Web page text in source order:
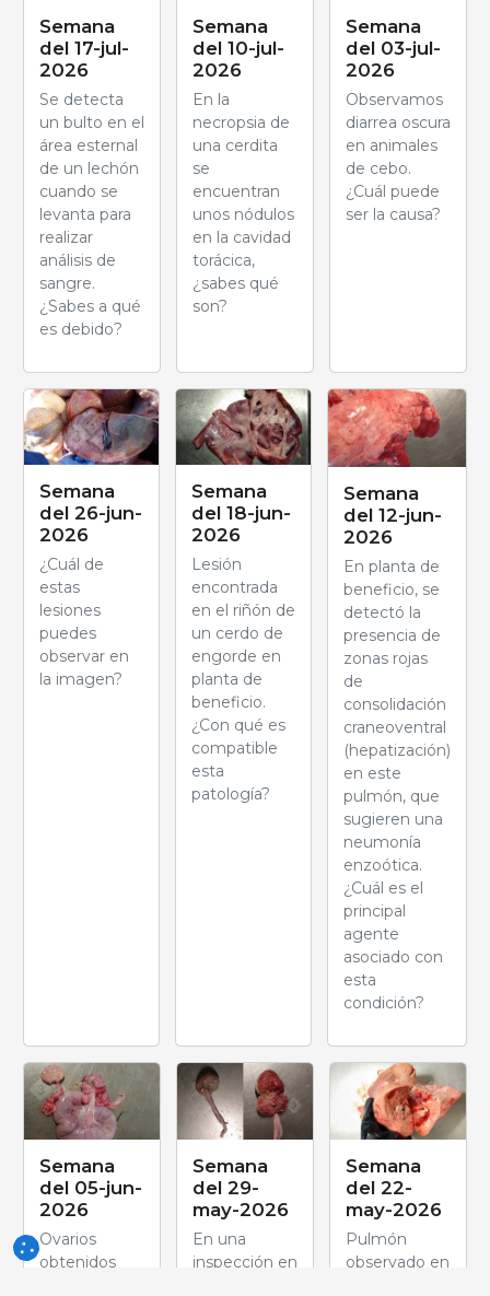
Semana
del 17-jul-
2026
Se detecta
un bulto en el
área esternal
de un lechón
cuando se
levanta para
realizar
análisis de
sangre.
¿Sabes a qué
es debido?
Semana
del 10-jul-
2026
En la
necropsia de
una cerdita
se
encuentran
unos nódulos
en la cavidad
torácica,
¿sabes qué
son?
Semana
del 03-jul-
2026
Observamos
diarrea oscura
en animales
de cebo.
¿Cuál puede
ser la causa?
Semana
del 26-jun-
2026
¿Cuál de
estas
lesiones
puedes
observar en
la imagen?
Semana
del 18-jun-
2026
Lesión
encontrada
en el riñón de
un cerdo de
engorde en
planta de
beneficio.
¿Con qué es
compatible
esta
patología?
Semana
del 12-jun-
2026
En planta de
beneficio, se
detectó la
presencia de
zonas rojas
de
consolidación
craneoventral
(hepatización)
en este
pulmón, que
sugieren una
neumonía
enzoótica.
¿Cuál es el
principal
agente
asociado con
esta
condición?
Semana
del 05-jun-
2026
Ovarios
obtenidos
Semana
del 29-
may-2026
En una
inspección en
Semana
del 22-
may-2026
Pulmón
observado en